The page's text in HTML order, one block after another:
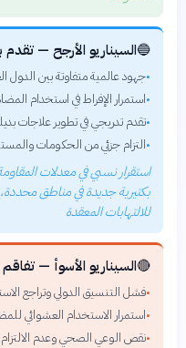
🔵السيناريو الأرجح —
•جهود عالمية متفاوتة بين الدول
•استمرار الإفراط في استخدام
•تقدم تدريجي في تطوير علاجات
•التزام جزئي من الحكومات
استقرار نسبي في معدلات
بكتيرية جديدة في مناطق
للالتهابات المعقدة
🔴السيناريو الأسوأ —
•فشل التنسيق الدولي وتراجع
•استمرار الاستخدام العشوائي
•نقص الوعي الصحي وعدم الالتزام